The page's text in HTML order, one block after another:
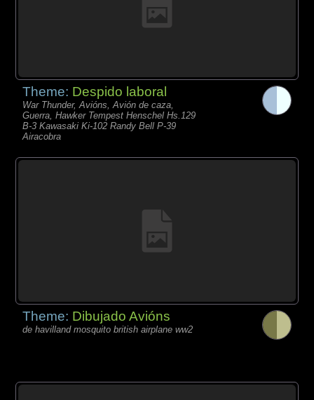
Theme: Despido laboral
War Thunder, Avións, Avión de caza,
Guerra, Hawker Tempest Henschel Hs.129
B-3 Kawasaki Ki-102 Randy Bell P-39
Airacobra
Theme: Dibujado Avións
de havilland mosquito british airplane ww2